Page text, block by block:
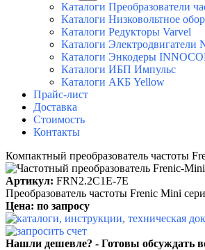
Каталоги Преобразователи
Каталоги Низковольтное
Каталоги Редукторы Varvel
Каталоги Электродвигатели
Каталоги Энкодеры
Каталоги ИБП Импульс
Каталоги АКБ Yellow
Прайс-лист
Доставка
Стоимость
Контакты
Компактный преобразователь частоты
Артикул: FRN2.2C1E-7E
Преобразователь частоты Frenic Mini
Цена: по запросу
Нашли дешевле? - Готовы обсуждать